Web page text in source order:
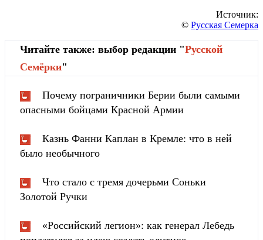
Источник:
© Русская Семерка
Читайте также: выбор редакции "Русской
Cемёрки"
Почему пограничники Берии были самыми
опасными бойцами Красной Армии
Казнь Фанни Каплан в Кремле: что в ней
было необычного
Что стало с тремя дочерьми Соньки
Золотой Ручки
«Российский легион»: как генерал Лебедь